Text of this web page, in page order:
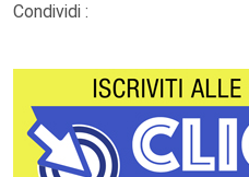
Condividi :